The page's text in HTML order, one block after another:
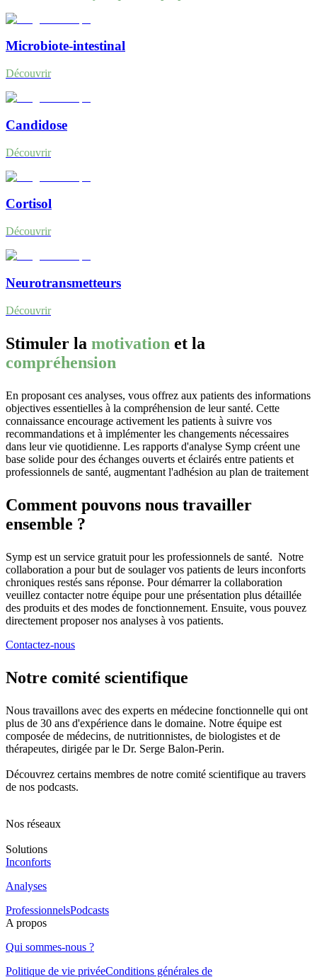
Microbiote-intestinal
Découvrir
Candidose
Découvrir
Cortisol
Découvrir
Neurotransmetteurs
Découvrir
Stimuler la motivation et la
compréhension
En proposant ces analyses, vous offrez aux patients des informations
objectives essentielles à la compréhension de leur santé. Cette
connaissance encourage activement les patients à suivre vos
recommandations et à implémenter les changements nécessaires
dans leur vie quotidienne. Les rapports d'analyse Symp créent une
base solide pour des échanges ouverts et éclairés entre patients et
professionnels de santé, augmentant l'adhésion au plan de traitement
Comment pouvons nous travailler
ensemble ?
Symp est un service gratuit pour les professionnels de santé. Notre
collaboration a pour but de soulager vos patients de leurs inconforts
chroniques restés sans réponse. Pour démarrer la collaboration
veuillez contacter notre équipe pour une présentation plus détaillée
des produits et des modes de fonctionnement. Ensuite, vous pouvez
directement proposer nos analyses à vos patients.
Contactez-nous
Notre comité scientifique
Nous travaillons avec des experts en médecine fonctionnelle qui ont
plus de 30 ans d'expérience dans le domaine. Notre équipe est
composée de médecins, de nutritionnistes, de biologistes et de
thérapeutes, dirigée par le Dr. Serge Balon-Perin.
Découvrez certains membres de notre comité scientifique au travers
de nos podcasts.
Nos réseaux
Solutions
Inconforts
Analyses
ProfessionnelsPodcasts
A propos
Qui sommes-nous ?
Politique de vie privéeConditions générales de